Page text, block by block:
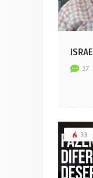
37
33